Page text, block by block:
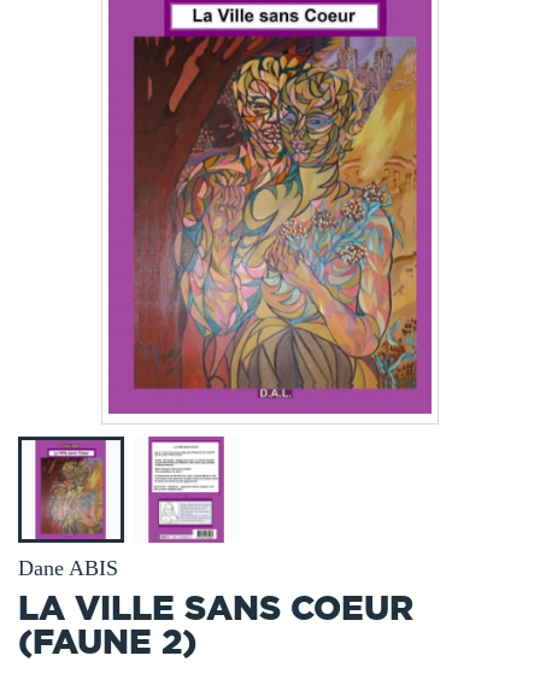
Dane ABIS
LA VILLE SANS COEUR
(FAUNE 2)